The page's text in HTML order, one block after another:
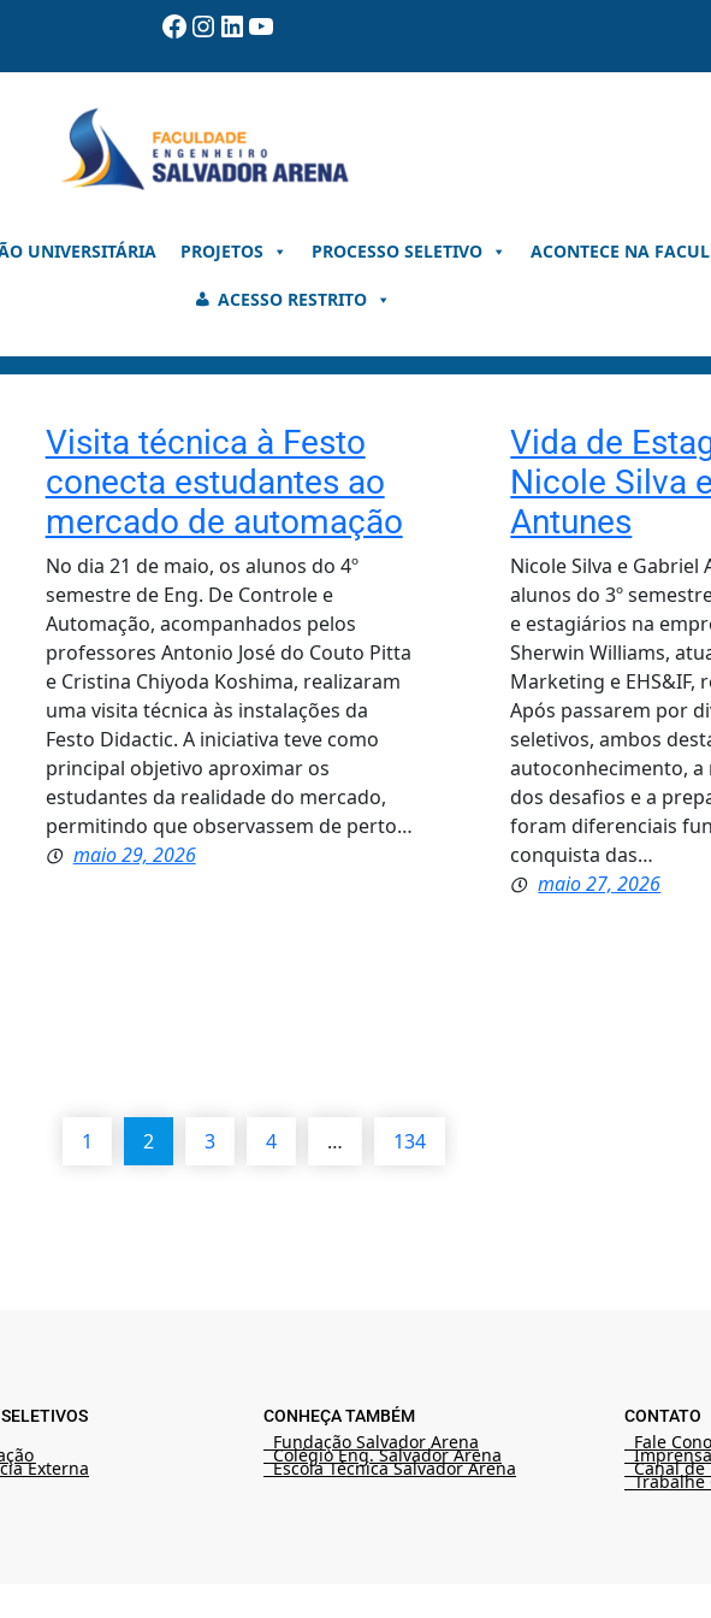
Facebook
Instagram
LinkedIn
Youtube
UNIVERSITÁRIA PROJETOS PROCESSO SELETIVO ACONTECE NA
ACESSO RESTRITO
Visita técnica à Festo
conecta estudantes ao
mercado de automação
No dia 21 de maio, os alunos do 4º
semestre de Eng. De Controle e
Automação, acompanhados pelos
professores Antonio José do Couto Pitta
e Cristina Chiyoda Koshima, realizaram
uma visita técnica às instalações da
Festo Didactic. A iniciativa teve como
principal objetivo aproximar os
estudantes da realidade do mercado,
permitindo que observassem de perto…
maio 29, 2026
Vida de
Nicole Silva
Antunes
Nicole Silva e Gabriel
alunos do 3º
e estagiários na
Sherwin Williams,
Marketing e EHS&IF,
Após passarem por
seletivos, ambos
autoconhecimento, a
dos desafios e a
foram diferenciais
conquista das…
maio 27, 2026
1 2 3 4 … 134
Externa
CONHEÇA TAMBÉM
Fundação Salvador Arena
Colégio Eng. Salvador Arena
Escola Técnica Salvador Arena
CONTATO
Fale
Imprensa
Canal de
Trabalhe